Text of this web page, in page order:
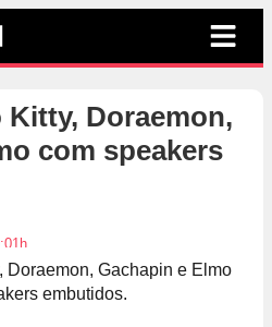
Kitty, Doraemon,
com speakers